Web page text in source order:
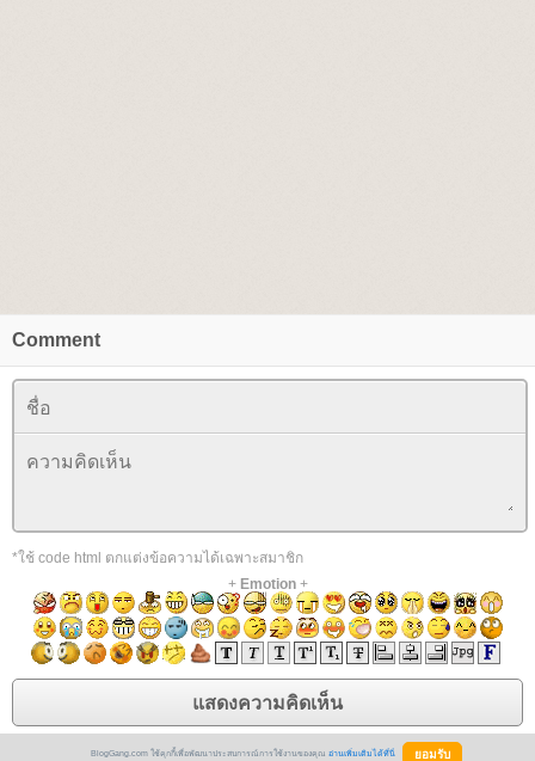
Comment
*ใช้ code html ตกแต่งข้อความได้เฉพาะสมาชิก
+ Emotion+
BlogGang.com ใช้คุกกี้เพื่อพัฒนาประสบการณ์การใช้งานของคุณ อ่านเพิ่มเติมได้ที่นี่